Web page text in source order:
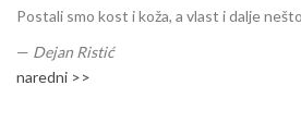
Postali smo kost i koža, a vlast i dalje
— Dejan Ristić
naredni >>